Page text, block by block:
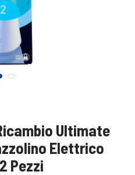
Ultimate
Elettrico
Pezzi